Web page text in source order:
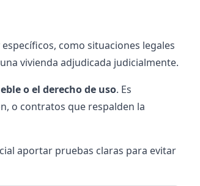
como situaciones legales
vivienda adjudicada judicialmente.
o el derecho de uso. Es
o contratos que respalden la
aportar pruebas claras para evitar